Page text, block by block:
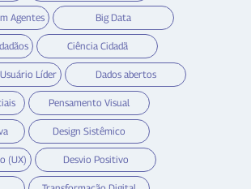
Agentes Big Data
Ciência Cidadã
Líder Dados abertos
Pensamento Visual
Design Sistêmico
(UX) Desvio Positivo